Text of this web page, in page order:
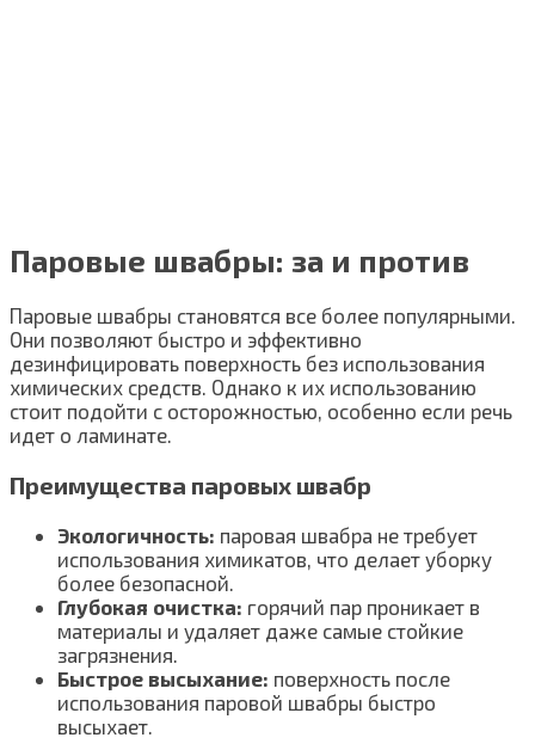
Паровые швабры: за и против
Паровые швабры становятся все более популярными.
Они позволяют быстро и эффективно
дезинфицировать поверхность без использования
химических средств. Однако к их использованию
стоит подойти с осторожностью, особенно если речь
идет о ламинате.
Преимущества паровых швабр
Экологичность: паровая швабра не требует
использования химикатов, что делает уборку
более безопасной.
Глубокая очистка: горячий пар проникает в
материалы и удаляет даже самые стойкие
загрязнения.
Быстрое высыхание: поверхность после
использования паровой швабры быстро
высыхает.